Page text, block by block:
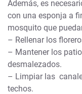
Además, es
con una esponja a
mosquito que
– Rellenar los
– Mantener los
desmalezados.
– Limpiar las
techos.